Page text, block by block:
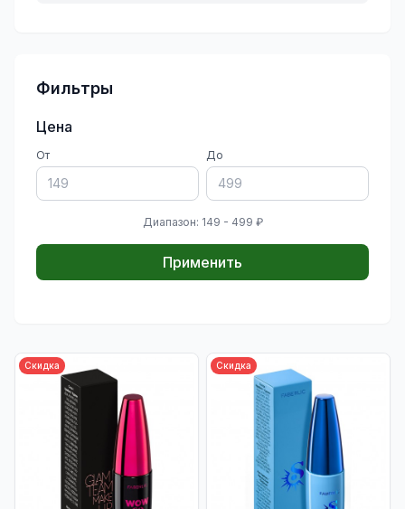
Фильтры
Цена
От До
Диапазон: 149 - 499 ₽
Применить
Скидка Скидка